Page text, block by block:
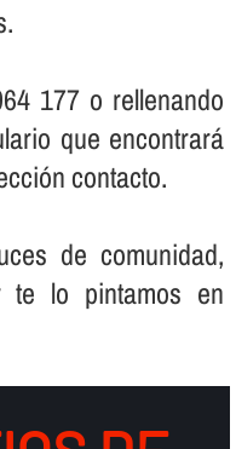
177 o rellenando
que encontrará
contacto.
de comunidad,
te lo pintamos en